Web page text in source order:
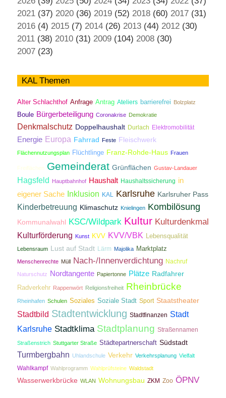
2021 (37) 2020 (36) 2019 (52) 2018 (60) 2017 (31)
2016 (4) 2015 (7) 2014 (26) 2013 (44) 2012 (30)
2011 (38) 2010 (31) 2009 (104) 2008 (30)
2007 (23)
KAL Themen
Alter Schlachthof Anfrage Antrag Ateliers barrierefrei Bolzplatz
Boule Bürgerbeteiligung Coronakrise Demokratie
Denkmalschutz Doppelhaushalt Durlach Elektromobilität
Energie Europa Fahrrad Feste Fleischwerk
Flächennutzungsplan Flüchtlinge Franz-Rohde-Haus Frauen
Freiflächen Gemeinderat Grünflächen Gustav-Landauer
Hagsfeld Hauptbahnhof Haushalt Haushaltssicherung in
eigener Sache Inklusion KAL Karlsruhe Karlsruher Pass
Kinderbetreuung Klimaschutz Knielingen Kombilösung
Kommunalwahl KSC/Wildpark Kultur Kulturdenkmal
Kulturförderung Kunst KVV KVV/VBK Lebensqualität
Lebensraum Lust auf Stadt Lärm Majolika Marktplatz
Menschenrechte Müll Nach-/Innenverdichtung Nachruf
Naturschutz Nordtangente Papiertonne Plätze Radfahrer
Radverkehr Rappenwört Religionsfreiheit Rheinbrücke
Rheinhafen Schulen Soziales Soziale Stadt Sport Staatstheater
Stadtbild Stadtentwicklung Stadtfinanzen Stadt
Karlsruhe Stadtklima Stadtplanung Straßennamen
Straßenstrich Stuttgarter Straße Städtepartnerschaft Südstadt
Turmbergbahn Uhlandschule Verkehr Verkehrsplanung Vielfalt
Wahlkampf Wahlprogramm Wahlprüfsteine Waldstadt
Wasserwerkbrücke WLAN Wohnungsbau ZKM Zoo ÖPNV